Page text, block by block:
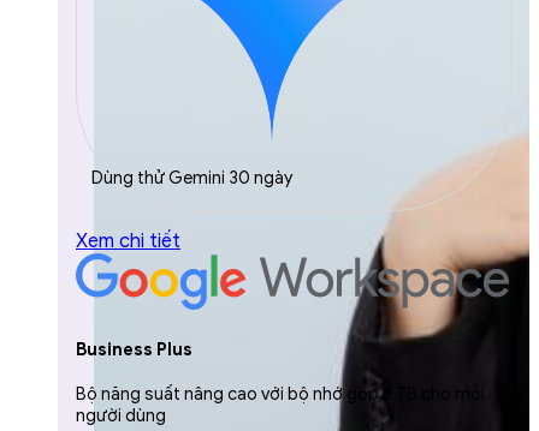
Dùng thử Gemini 30 ngày
Xem chi tiết
Business Plus
Bộ năng suất nâng cao với bộ nhớ gộp 5 TB cho mỗi
người dùng